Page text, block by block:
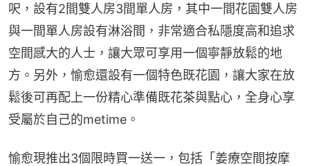
呎，設有2間雙人房3間單人房，其中一間花園雙人房
與一間單人房設有淋浴間，非常適合私隱度高和追求
空間感大的人士，讓大眾可享用一個寧靜放鬆的地
方。另外，愉愈還設有一個特色既花園，讓大家在放
鬆後可再配上一份精心準備既花茶與點心，全身心享
受屬於自己的metime。
愉愈現推出3個限時買一送一，包括「姜療空間按摩